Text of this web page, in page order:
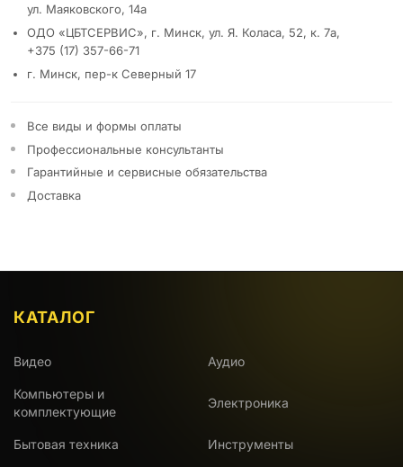
ул. Маяковского, 14а
ОДО «ЦБТСЕРВИС», г. Минск, ул. Я. Коласа, 52, к. 7а,
+375 (17) 357-66-71
г. Минск, пер-к Северный 17
Все виды и формы оплаты
Профессиональные консультанты
Гарантийные и сервисные обязательства
Доставка
КАТАЛОГ
Видео Аудио
Компьютеры и
комплектующие
Электроника
Бытовая техника Инструменты